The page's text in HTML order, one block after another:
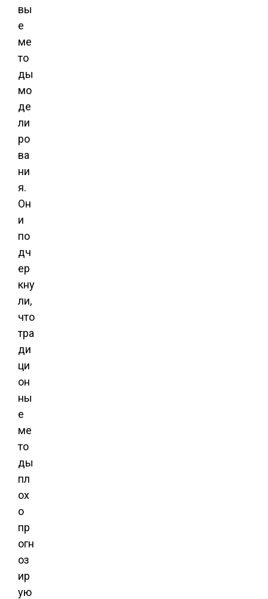
вы
е
ме
то
ды
мо
де
ли
ро
ва
ни
я.
Он
и
по
дч
ер
кну
ли,
что
тра
ди
ци
он
ны
е
ме
то
ды
пл
ох
о
пр
огн
оз
ир
ую